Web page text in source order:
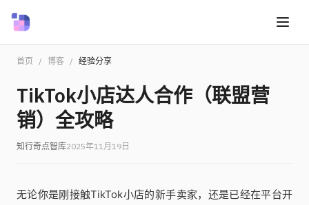
首页 / 博客 / 经验分享
TikTok小店达人合作（联盟营
销）全攻略
知行奇点智库2025年11月19日
无论你是刚接触TikTok小店的新手卖家，还是已经在平台开